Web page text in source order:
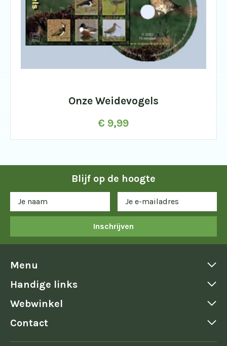
Onze Weidevogels
€ 9,99
Blijf op de hoogte
Inschrijven
Menu
Handige links
Webwinkel
Contact